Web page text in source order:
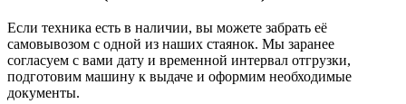
Если техника есть в наличии, вы можете забрать её
самовывозом с одной из наших стаянок. Мы заранее
согласуем с вами дату и временной интервал отгрузки,
подготовим машину к выдаче и оформим необходимые
документы.